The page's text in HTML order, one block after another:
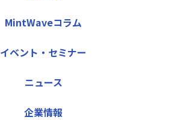
MintWaveコラム
イベント・セミナー
ニュース
企業情報